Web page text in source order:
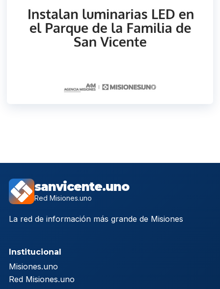
sanvicente.uno
Red Misiones.uno
La red de información más grande de Misiones
Institucional
Misiones.uno
Red Misiones.uno